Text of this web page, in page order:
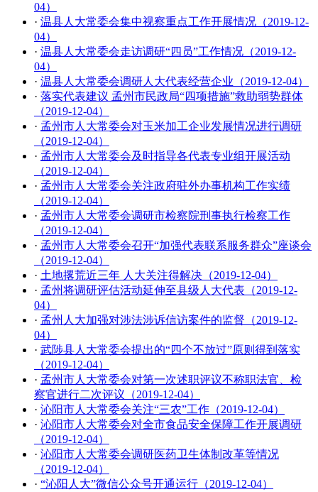
04）
· 温县人大常委会集中视察重点工作开展情况（2019-12-
04）
· 温县人大常委会走访调研“四员”工作情况（2019-12-
04）
· 温县人大常委会调研人大代表经营企业（2019-12-04）
· 落实代表建议 孟州市民政局“四项措施”救助弱势群体
（2019-12-04）
· 孟州市人大常委会对玉米加工企业发展情况进行调研
（2019-12-04）
· 孟州市人大常委会及时指导各代表专业组开展活动
（2019-12-04）
· 孟州市人大常委会关注政府驻外办事机构工作实绩
（2019-12-04）
· 孟州市人大常委会调研市检察院刑事执行检察工作
（2019-12-04）
· 孟州市人大常委会召开“加强代表联系服务群众”座谈会
（2019-12-04）
· 土地撂荒近三年 人大关注得解决（2019-12-04）
· 孟州将调研评估活动延伸至县级人大代表（2019-12-
04）
· 孟州人大加强对涉法涉诉信访案件的监督（2019-12-
04）
· 武陟县人大常委会提出的“四个不放过”原则得到落实
（2019-12-04）
· 孟州市人大常委会对第一次述职评议不称职法官、检
察官进行二次评议（2019-12-04）
· 沁阳市人大常委会关注“三农”工作（2019-12-04）
· 沁阳市人大常委会对全市食品安全保障工作开展调研
（2019-12-04）
· 沁阳市人大常委会调研医药卫生体制改革等情况
（2019-12-04）
· “沁阳人大”微信公众号开通运行（2019-12-04）